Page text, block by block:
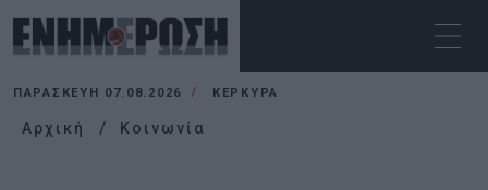
ΠΑΡΑΣΚΕΥΉ 07.08.2026 ΚΕΡΚΥΡΑ
Αρχική Κοινωνία